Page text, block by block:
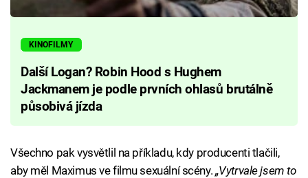
KINOFILMY
Další Logan? Robin Hood s Hughem
Jackmanem je podle prvních ohlasů brutálně
působivá jízda
Všechno pak vysvětlil na příkladu, kdy producenti tlačili,
aby měl Maximus ve filmu sexuální scény. „Vytrvale jsem to